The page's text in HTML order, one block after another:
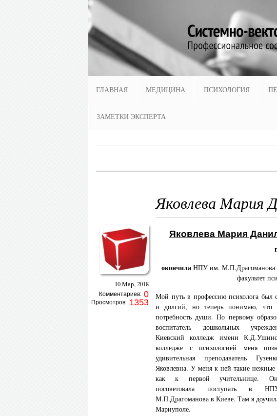
ГЛАВНАЯ МЕДИЦИНА ПСИХОЛОГИЯ
ЗАМЕТКИ ЭКСПЕРТА
Яковлева Мария
Яковлева Мария
окончила НПУ им. М.П.Драгоманова
факультет
Мой путь в профессию психолога был
и долгий, но теперь понимаю, что
потребность души. По первому
воспитатель дошкольных
Киевский колледж имени
колледже с психологией меня
удивительная преподаватель
Яковлевна. У меня к ней такие нежные
как к первой учительнице.
посоветовала поступать в
М.П.Драгоманова в Киеве. Там я
Мариуполе.
10 Мар, 2018
Комментариев: 0
Просмотров: 1353